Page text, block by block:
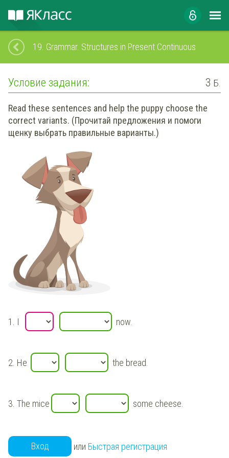
19. Grammar. Structures in Present Continuous
Условие задания: 3 Б.
Read these sentences and help the puppy choose the
correct variants. (Прочитай предложения и помоги
щенку выбрать правильные варианты.)
1. I now.
2. He the bread.
3. The mice some cheese.
Вход или Быстрая регистрация